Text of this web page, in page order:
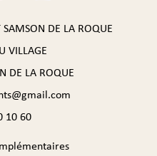
SAMSON DE LA ROQUE
VILLAGE
DE LA ROQUE
10 60